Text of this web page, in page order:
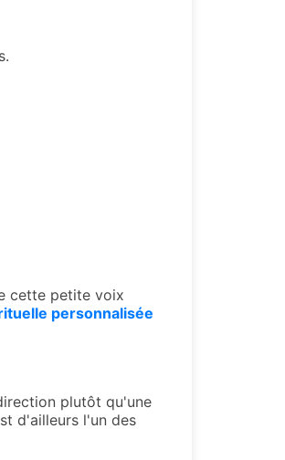
cette petite voix
personnalisée
plutôt qu'une
d'ailleurs l'un des